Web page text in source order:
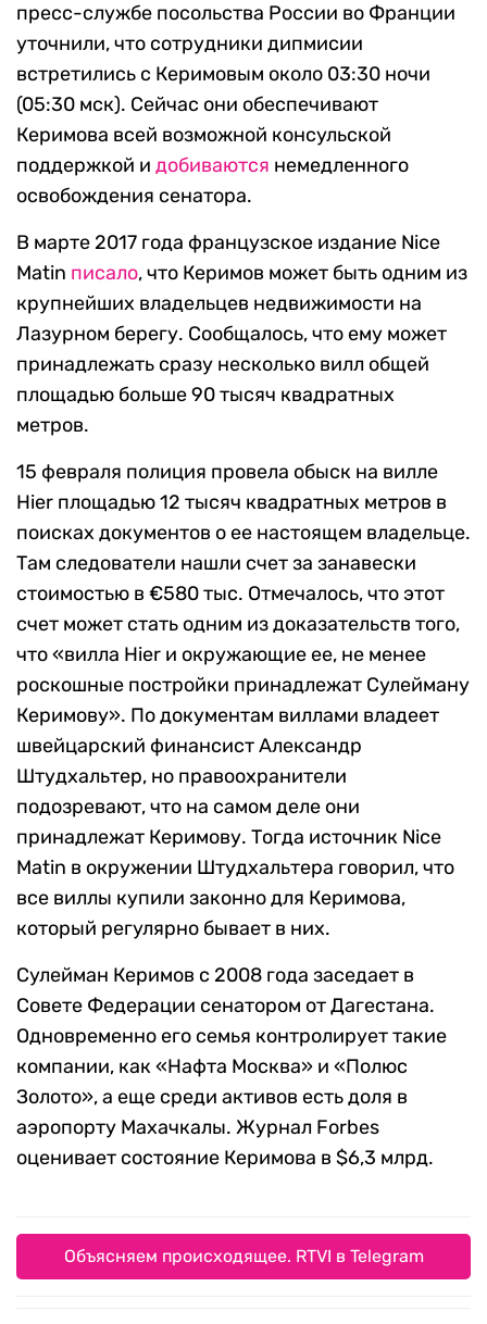
пресс-службе посольства России во Франции
уточнили, что сотрудники дипмисии
встретились с Керимовым около 03:30 ночи
(05:30 мск). Сейчас они обеспечивают
Керимова всей возможной консульской
поддержкой и добиваются немедленного
освобождения сенатора.
В марте 2017 года французское издание Nice
Matin писало, что Керимов может быть одним из
крупнейших владельцев недвижимости на
Лазурном берегу. Сообщалось, что ему может
принадлежать сразу несколько вилл общей
площадью больше 90 тысяч квадратных
метров.
15 февраля полиция провела обыск на вилле
Hier площадью 12 тысяч квадратных метров в
поисках документов о ее настоящем владельце.
Там следователи нашли счет за занавески
стоимостью в €580 тыс. Отмечалось, что этот
счет может стать одним из доказательств того,
что «вилла Hier и окружающие ее, не менее
роскошные постройки принадлежат Сулейману
Керимову». По документам виллами владеет
швейцарский финансист Александр
Штудхальтер, но правоохранители
подозревают, что на самом деле они
принадлежат Керимову. Тогда источник Nice
Matin в окружении Штудхальтера говорил, что
все виллы купили законно для Керимова,
который регулярно бывает в них.
Сулейман Керимов с 2008 года заседает в
Совете Федерации сенатором от Дагестана.
Одновременно его семья контролирует такие
компании, как «Нафта Москва» и «Полюс
Золото», а еще среди активов есть доля в
аэропорту Махачкалы. Журнал Forbes
оценивает состояние Керимова в $6,3 млрд.
Объясняем происходящее. RTVI в Telegram